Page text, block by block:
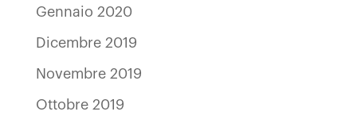
Gennaio 2020
Dicembre 2019
Novembre 2019
Ottobre 2019